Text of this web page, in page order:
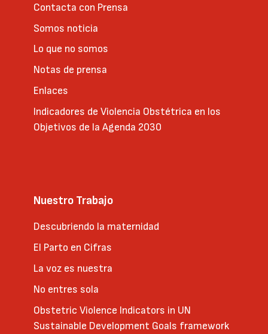
Contacta con Prensa
Somos noticia
Lo que no somos
Notas de prensa
Enlaces
Indicadores de Violencia Obstétrica en los
Objetivos de la Agenda 2030
Nuestro Trabajo
Descubriendo la maternidad
El Parto en Cifras
La voz es nuestra
No entres sola
Obstetric Violence Indicators in UN
Sustainable Development Goals framework